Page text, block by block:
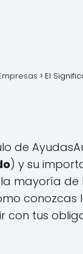
El
de
) y su
mayoría de
conozcas
con tus